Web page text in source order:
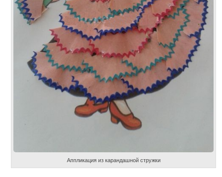
Аппликация из карандашной стружки